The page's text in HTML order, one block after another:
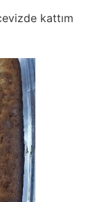
kattım